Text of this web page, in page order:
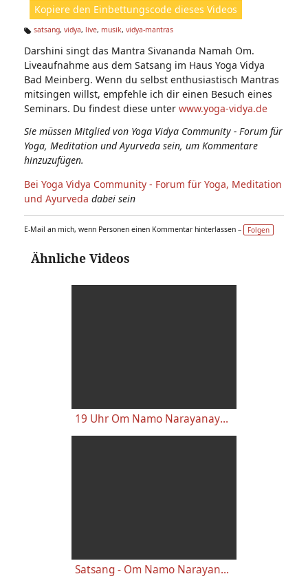
Kopiere den Einbettungscode dieses Videos
g
s:
satsang, vidya, live, musik, vidya-mantras
Darshini singt das Mantra Sivananda Namah Om.
Liveaufnahme aus dem Satsang im Haus Yoga Vidya
Bad Meinberg. Wenn du selbst enthusiastisch Mantras
mitsingen willst, empfehle ich dir einen Besuch eines
Seminars. Du findest diese unter www.yoga-vidya.de
Sie müssen Mitglied von Yoga Vidya Community - Forum für
Yoga, Meditation und Ayurveda sein, um Kommentare
hinzuzufügen.
Bei Yoga Vidya Community - Forum für Yoga, Meditation
und Ayurveda dabei sein
E-Mail an mich, wenn Personen einen Kommentar hinterlassen – Folgen
Ähnliche Videos
19 Uhr Om Namo Narayanaya Singen - 20 Uhr Satsang mit Darshini - 26.05.2022
Satsang - Om Namo Narayanaya Singen mit Darshini - Yoga Vidya Live, 08.03.2022, 19:00 Uhr